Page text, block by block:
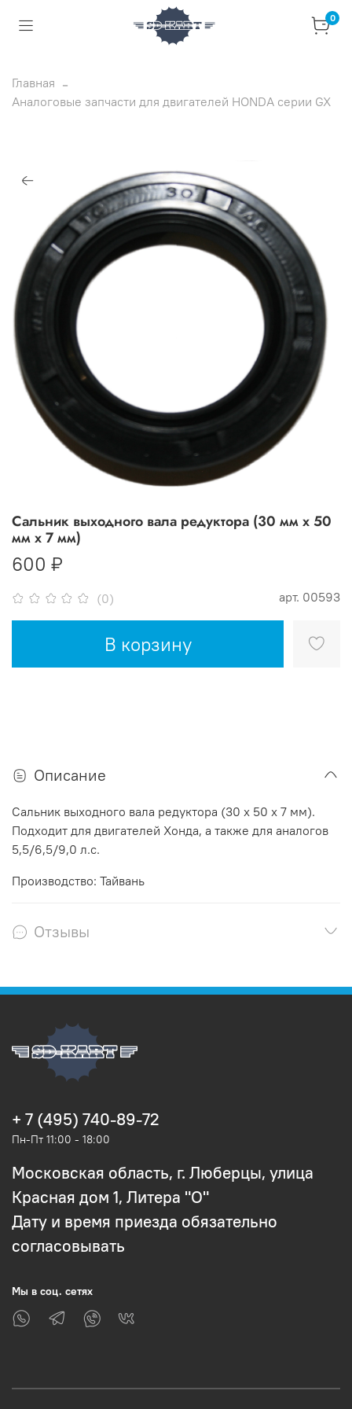
0
Главная
Аналоговые запчасти для двигателей HONDA серии GX
(0) арт. 00593
Сальник выходного вала редуктора (30 мм х 50
мм х 7 мм)
600 ₽
В корзину
Описание
Сальник выходного вала редуктора (30 х 50 х 7 мм).
Подходит для двигателей Хонда, а также для аналогов
5,5/6,5/9,0 л.с.
Производство: Тайвань
Отзывы
+ 7 (495) 740-89-72
Пн-Пт 11:00 - 18:00
Московская область, г. Люберцы, улица
Красная дом 1, Литера "О"
Дату и время приезда обязательно
согласовывать
Мы в соц. сетях